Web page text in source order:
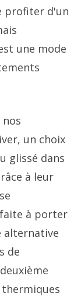
profiter d'un
une mode
un choix
glissé dans
à leur
à porter
alternative
de
thermiques